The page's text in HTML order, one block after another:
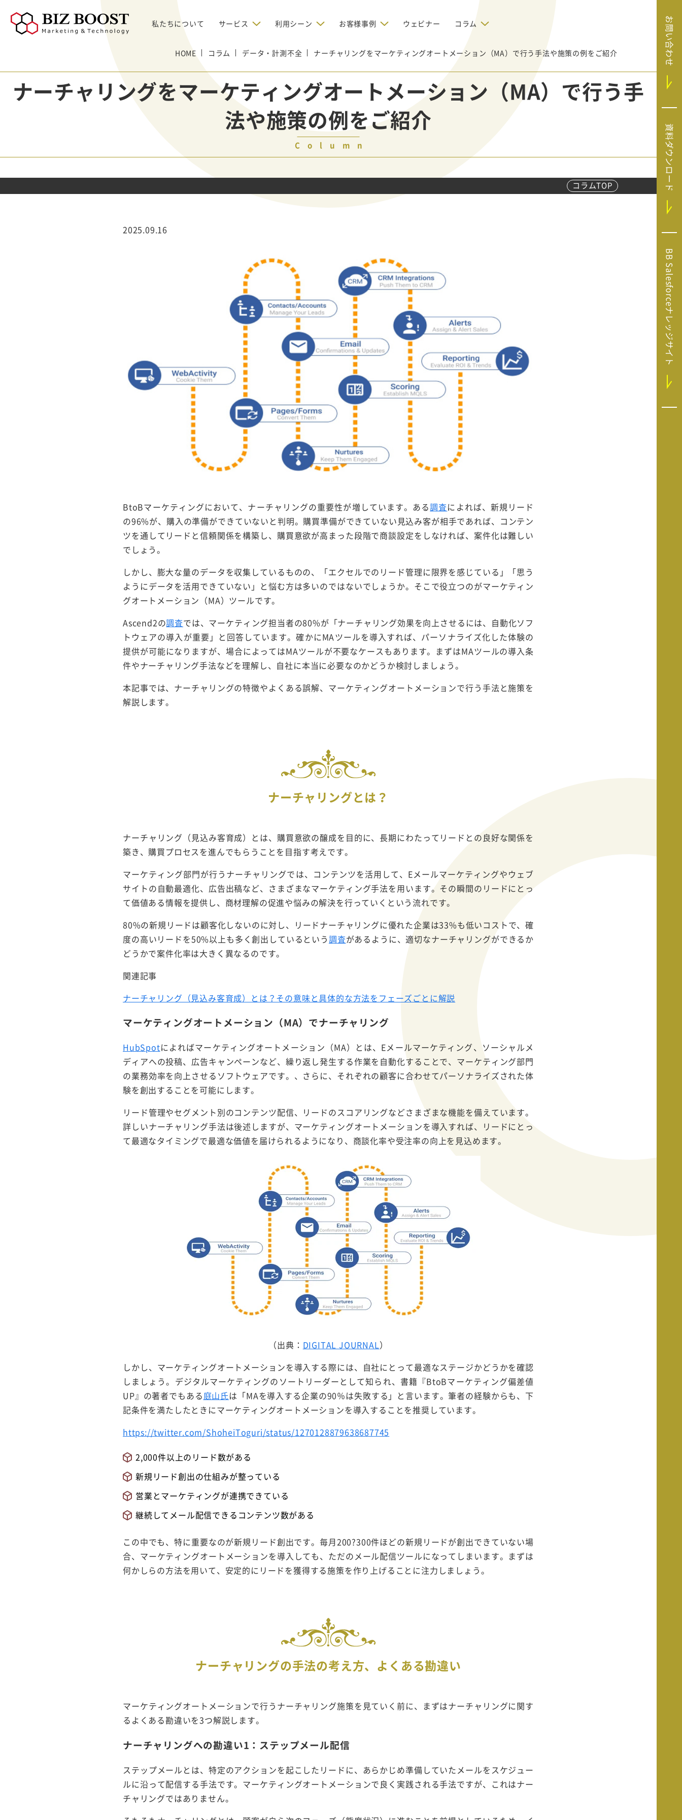
私たちについて サービス
コンサルティングサ
BtoBマーケティ
リード獲得
BtoB Webサイト
制作
メディアプロモー
行サービス
リード醸成
デジタルリクルーティング
OMリクルーティン
グ
デジタルテクノロジー
SaaS導入
BIZUTTO経費
MRC（マーケラ
ー）
スポット）
GA4運用支援サー
システムエンジニア
利用シーン
Webからの問い合わせを増やしたい
セミナー/ウェビナーの集客を増や
したい
BtoBのテレマーケティングで成果を
出したい
BtoBのリスティング広告で成果を上
BtoBのインターネット広告で狙った
新規開拓の営業力を強化したい
採用コストを削減したい（中小企業
向け）
営業が疲弊する「飛び込み営業」や
お客様事例
ウェビナー支援
イベントマーケティング
座談会
トレーラーハウスの認知度向上と文
化形成を目指して効果的なメールマ
ガジン配信の仕組みをMAで構築
営業の成果を最大化するBtoBデジタ
ルマーケティング：成功企業のリア
ルな事例に学ぶ
ウェビナー コラム
戦略・マネジメント
デジタル施策 & チャネル
組織・パートナー & 法務
営業 & セールスオペ
HOME コラム データ・計測不全 ナーチャリングをマーケティングオートメーション（MA）で行う手法や施策の例をご紹介
ナーチャリングをマーケティングオートメーション（MA）で行う手
法や施策の例をご紹介
Column
コラムTOP
2025.09.16
BtoBマーケティングにおいて、ナーチャリングの重要性が増しています。ある調査によれば、新規リード
の96%が、購入の準備ができていないと判明。購買準備ができていない見込み客が相手であれば、コンテン
ツを通してリードと信頼関係を構築し、購買意欲が高まった段階で商談設定をしなければ、案件化は難しい
でしょう。
しかし、膨大な量のデータを収集しているものの、「エクセルでのリード管理に限界を感じている」「思う
ようにデータを活用できていない」と悩む方は多いのではないでしょうか。そこで役立つのがマーケティン
グオートメーション（MA）ツールです。
Ascend2の調査では、マーケティング担当者の80%が「ナーチャリング効果を向上させるには、自動化ソフ
トウェアの導入が重要」と回答しています。確かにMAツールを導入すれば、パーソナライズ化した体験の
提供が可能になりますが、場合によってはMAツールが不要なケースもあります。まずはMAツールの導入条
件やナーチャリング手法などを理解し、自社に本当に必要なのかどうか検討しましょう。
本記事では、ナーチャリングの特徴やよくある誤解、マーケティングオートメーションで行う手法と施策を
解説します。
ナーチャリングとは？
ナーチャリング（見込み客育成）とは、購買意欲の醸成を目的に、長期にわたってリードとの良好な関係を
築き、購買プロセスを進んでもらうことを目指す考えです。
マーケティング部門が行うナーチャリングでは、コンテンツを活用して、Eメールマーケティングやウェブ
サイトの自動最適化、広告出稿など、さまざまなマーケティング手法を用います。その瞬間のリードにとっ
て価値ある情報を提供し、商材理解の促進や悩みの解決を行っていくという流れです。
80%の新規リードは顧客化しないのに対し、リードナーチャリングに優れた企業は33%も低いコストで、確
度の高いリードを50%以上も多く創出しているという調査があるように、適切なナーチャリングができるか
どうかで案件化率は大きく異なるのです。
関連記事
ナーチャリング（見込み客育成）とは？その意味と具体的な方法をフェーズごとに解説
マーケティングオートメーション（MA）でナーチャリング
HubSpotによればマーケティングオートメーション（MA）とは、Eメールマーケティング、ソーシャルメ
ディアへの投稿、広告キャンペーンなど、繰り返し発生する作業を自動化することで、マーケティング部門
の業務効率を向上させるソフトウェアです。、さらに、それぞれの顧客に合わせてパーソナライズされた体
験を創出することを可能にします。
リード管理やセグメント別のコンテンツ配信、リードのスコアリングなどさまざまな機能を備えています。
詳しいナーチャリング手法は後述しますが、マーケティングオートメーションを導入すれば、リードにとっ
て最適なタイミングで最適な価値を届けられるようになり、商談化率や受注率の向上を見込めます。
（出典： DIGITAL JOURNAL）
しかし、マーケティングオートメーションを導入する際には、自社にとって最適なステージかどうかを確認
しましょう。デジタルマーケティングのソートリーダーとして知られ、書籍『BtoBマーケティング偏差値
UP』の著者でもある庭山氏は「MAを導入する企業の90％は失敗する」と言います。筆者の経験からも、下
記条件を満たしたときにマーケティングオートメーションを導入することを推奨しています。
https://twitter.com/ShoheiToguri/status/1270128879638687745
2,000件以上のリード数がある
新規リード創出の仕組みが整っている
営業とマーケティングが連携できている
継続してメール配信できるコンテンツ数がある
この中でも、特に重要なのが新規リード創出です。毎月200?300件ほどの新規リードが創出できていない場
合、マーケティングオートメーションを導入しても、ただのメール配信ツールになってしまいます。まずは
何かしらの方法を用いて、安定的にリードを獲得する施策を作り上げることに注力しましょう。
ナーチャリングの手法の考え方、よくある勘違い
マーケティングオートメーションで行うナーチャリング施策を見ていく前に、まずはナーチャリングに関す
るよくある勘違いを3つ解説します。
ナーチャリングへの勘違い1：ステップメール配信
ステップメールとは、特定のアクションを起こしたリードに、あらかじめ準備していたメールをスケジュー
ルに沿って配信する手法です。マーケティングオートメーションで良く実践される手法ですが、これはナー
チャリングではありません。
お問い合わせ
資料ダウンロード
BB Salesforceナレッジサイト